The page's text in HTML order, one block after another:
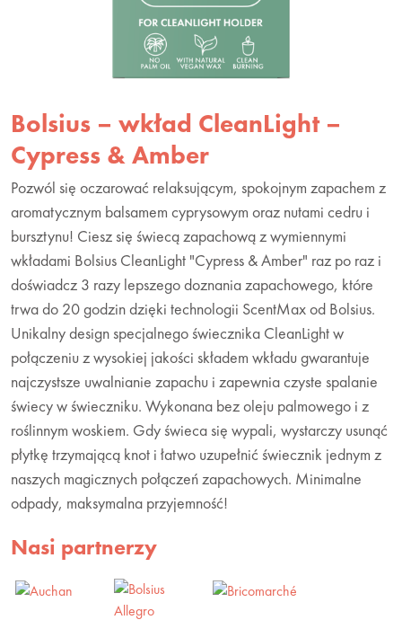
Bolsius – wkład CleanLight –
Cypress & Amber
Pozwól się oczarować relaksującym, spokojnym zapachem z
aromatycznym balsamem cyprysowym oraz nutami cedru i
bursztynu! Ciesz się świecą zapachową z wymiennymi
wkładami Bolsius CleanLight "Cypress & Amber" raz po raz i
doświadcz 3 razy lepszego doznania zapachowego, które
trwa do 20 godzin dzięki technologii ScentMax od Bolsius.
Unikalny design specjalnego świecznika CleanLight w
połączeniu z wysokiej jakości składem wkładu gwarantuje
najczystsze uwalnianie zapachu i zapewnia czyste spalanie
świecy w świeczniku. Wykonana bez oleju palmowego i z
roślinnym woskiem. Gdy świeca się wypali, wystarczy usunąć
płytkę trzymającą knot i łatwo uzupełnić świecznik jednym z
naszych magicznych połączeń zapachowych. Minimalne
odpady, maksymalna przyjemność!
Nasi partnerzy